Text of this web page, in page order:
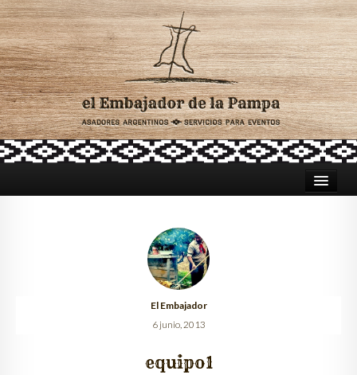
ASADORES PARA CATERING
TRADICIÓN ARGENTINA
El Embajador
6 junio, 2013
equipo1